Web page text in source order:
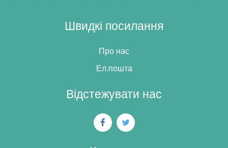
Швидкі посилання
Про нас
Ел.пошта
Відстежувати нас